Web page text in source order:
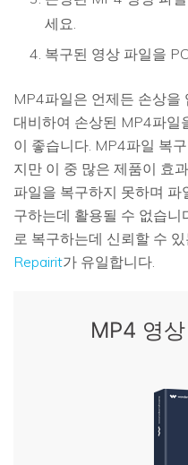
세요.
복구된 영상 파일을
MP4파일은 언제든 손상을
대비하여 손상된 MP4파일
이 좋습니다. MP4파일 복
지만 이 중 많은 제품이 효
파일을 복구하지 못하며
구하는데 활용될 수 없습
로 복구하는데 신뢰할 수
Repairit가 유일합니다.
MP4 영